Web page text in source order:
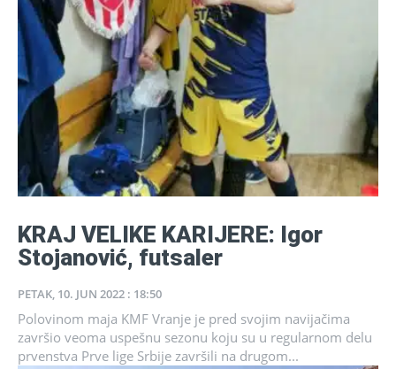
KRAJ VELIKE KARIJERE: Igor
Stojanović, futsaler
PETAK, 10. JUN 2022 : 18:50
Polovinom maja KMF Vranje je pred svojim navijačima
završio veoma uspešnu sezonu koju su u regularnom delu
prvenstva Prve lige Srbije završili na drugom...